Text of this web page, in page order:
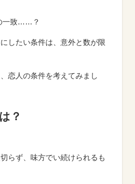
一致……？
したい条件は、意外と数が限
恋人の条件を考えてみまし
？
らず、味方でい続けられるも